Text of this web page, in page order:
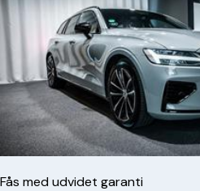
Fås med udvidet garanti